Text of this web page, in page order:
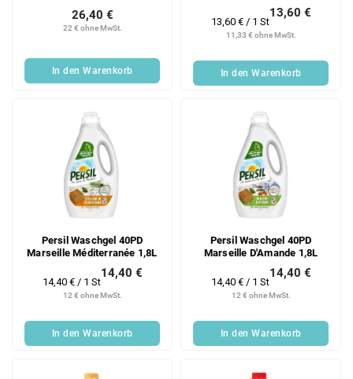
22 € ohne MwSt.
26,40 €
In den Warenkorb
11,33 € ohne MwSt.
13,60 €
Verkaufspreis:
13,60 € / 1 St
In den Warenkorb
Persil Waschgel 40PD
Marseille Méditerranée 1,8L
12 € ohne MwSt.
14,40 €
Verkaufspreis:
14,40 € / 1 St
In den Warenkorb
Persil Waschgel 40PD
Marseille D'Amande 1,8L
12 € ohne MwSt.
14,40 €
Verkaufspreis:
14,40 € / 1 St
In den Warenkorb